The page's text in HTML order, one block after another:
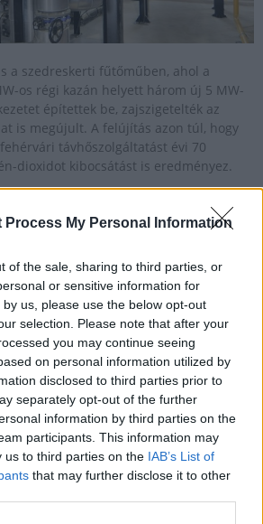
Process My Personal Information
of the sale, sharing to third parties, or
or sensitive information for
us, please use the below opt-out
selection. Please note that after your
you may continue seeing
on personal information utilized by
disclosed to third parties prior to
separately opt-out of the further
information by third parties on the
participants. This information may
us to third parties on the IAB’s List of
that may further disclose it to other
a szedreskerti fűtőműben, ahol a
os régi kazán helyett három új 5 MW-
építettek be, zajszigetelték az
is megújult. A felújítás azon túl, hogy
távhőszolgáltatást évi 70
dioxidot kibocsátást is eredményez.
– Problémák Dunaújváros
– a távfűtéssel és a melegvíz-
– probléma megszűnt, és újra
a közszolgáltatások. Erről adott részletes
Víz-, Csatorna- Hőszolgáltató Kft.
üzemigazgatója hétfőn.
vízellátásának